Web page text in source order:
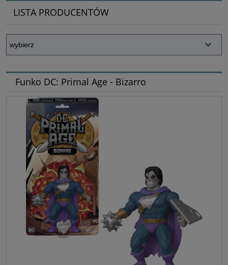
LISTA PRODUCENTÓW
Funko DC: Primal Age - Bizarro